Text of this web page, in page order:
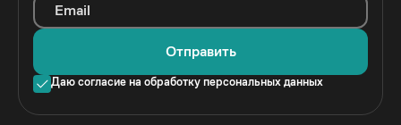
Email
Отправить
Даю согласие на обработку персональных данных